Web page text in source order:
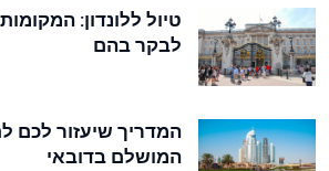
טיול ללונדון:
לבקר בהם
המדריך שיעזור לכם
המושלם בדובאי